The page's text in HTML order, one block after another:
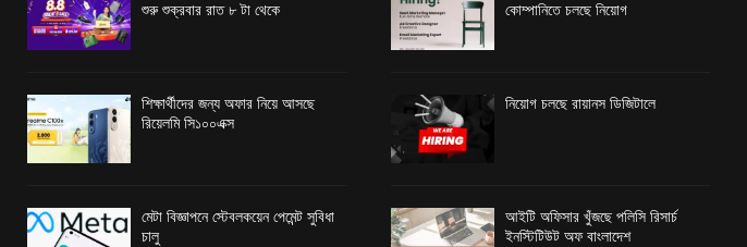
শুরু শুক্রবার রাত ৮ টা থেকে
শিক্ষার্থীদের জন্য অফার নিয়ে আসছে
রিয়েলমি সি১০০এক্স
মেটা বিজ্ঞাপনে স্টেবলকয়েন পেমেন্ট সুবিধা
চালু
কোম্পানিতে চলছে নিয়োগ
নিয়োগ চলছে রায়ানস ডিজিটালে
আইটি অফিসার খুঁজছে পলিসি রিসার্চ
ইনস্টিটিউট অফ বাংলাদেশ